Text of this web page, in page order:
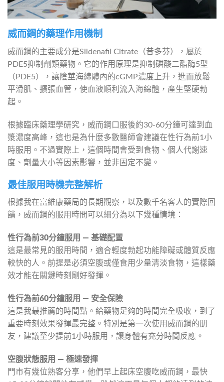
威而鋼的藥理作用機制
威而鋼的主要成分是Sildenafil Citrate（昔多芬），屬於
PDE5抑制劑類藥物。它的作用原理是抑制磷酸二酯酶5型
（PDE5），讓陰莖海綿體內的cGMP濃度上升，進而放鬆
平滑肌、擴張血管，使血液順利流入海綿體，產生堅硬勃
起。
根據臨床藥理學研究，威而鋼口服後約30-60分鐘可達到血
漿濃度高峰，這也是為什麼多數醫師會建議在性行為前1小
時服用。不過實際上，這個時間會受到食物、個人代謝速
度、劑量大小等因素影響，並非固定不變。
最佳服用時機完整解析
根據我在富維康藥局的長期觀察，以及數千名客人的實際回
饋，威而鋼的服用時間可以細分為以下幾種情境：
性行為前30分鐘服用 — 基礎配置
這是最常見的服用時間，適合輕度勃起功能障礙或體質反應
較快的人。前提是必須空腹或僅食用少量清淡食物，這樣藥
效才能在關鍵時刻剛好發揮。
性行為前60分鐘服用 — 安全保險
這是我最推薦的時間點。給藥物足夠的時間完全吸收，到了
重要時刻效果發揮最完整。特別是第一次使用威而鋼的朋
友，建議至少提前1小時服用，讓身體有充分時間反應。
空腹狀態服用 — 極速發揮
門市有幾位熟客分享，他們早上起床空腹吃威而鋼，最快